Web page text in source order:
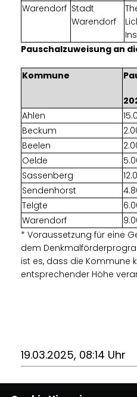
Warendorf Stadt
Warendorf
Pauschalzuweisung an
Kommune
Ahlen
Beckum
Beelen
Oelde
Sassenberg
Sendenhorst
Telgte
Warendorf
* Voraussetzung für eine
dem
ist es, dass die Kommune
entsprechender Höhe
19.03.2025, 08:14 Uhr